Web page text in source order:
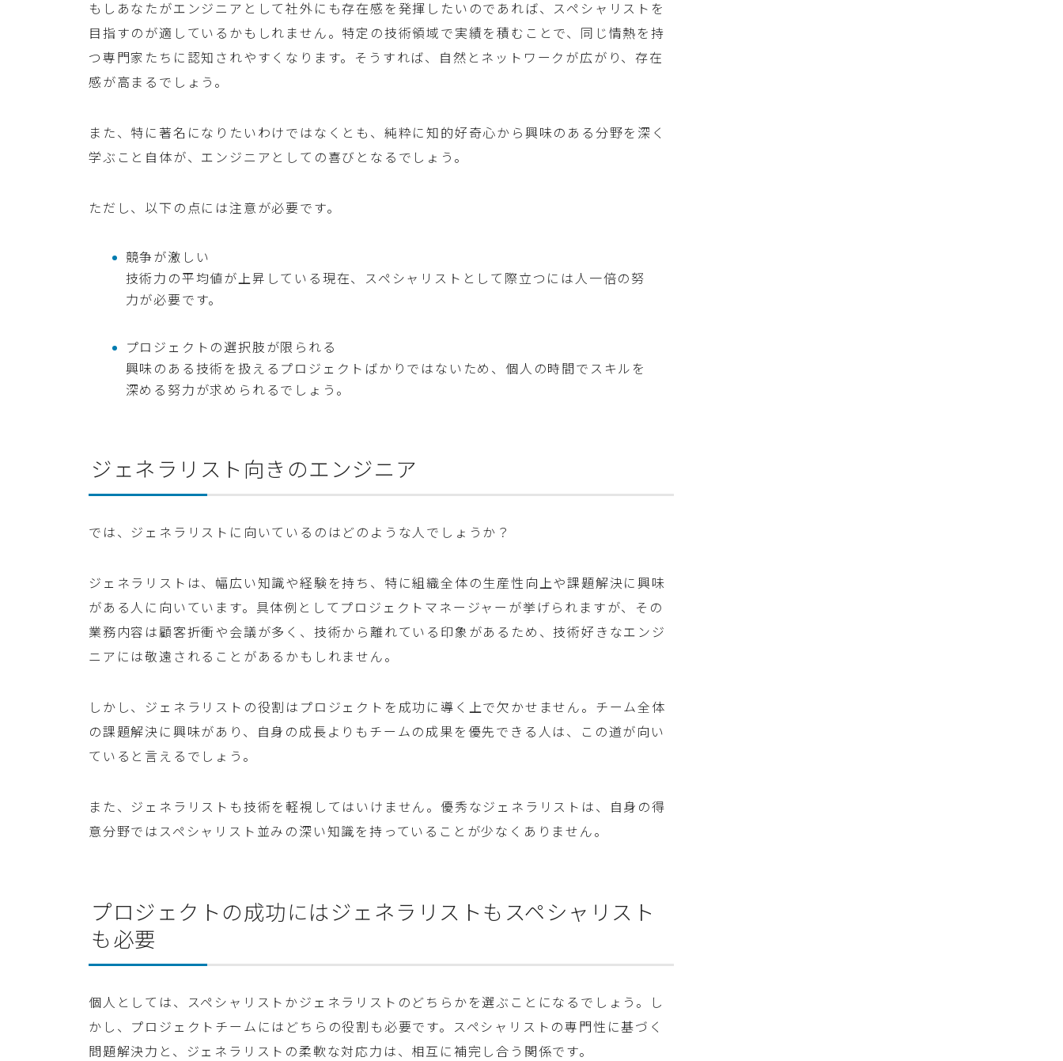
もしあなたがエンジニアとして社外にも存在感を発揮したいのであれば、スペシャリストを
目指すのが適しているかもしれません。特定の技術領域で実績を積むことで、同じ情熱を持
つ専門家たちに認知されやすくなります。そうすれば、自然とネットワークが広がり、存在
感が高まるでしょう。
また、特に著名になりたいわけではなくとも、純粋に知的好奇心から興味のある分野を深く
学ぶこと自体が、エンジニアとしての喜びとなるでしょう。
ただし、以下の点には注意が必要です。
競争が激しい
技術力の平均値が上昇している現在、スペシャリストとして際立つには人一倍の努
力が必要です。
プロジェクトの選択肢が限られる
興味のある技術を扱えるプロジェクトばかりではないため、個人の時間でスキルを
深める努力が求められるでしょう。
ジェネラリスト向きのエンジニア
では、ジェネラリストに向いているのはどのような人でしょうか？
ジェネラリストは、幅広い知識や経験を持ち、特に組織全体の生産性向上や課題解決に興味
がある人に向いています。具体例としてプロジェクトマネージャーが挙げられますが、その
業務内容は顧客折衝や会議が多く、技術から離れている印象があるため、技術好きなエンジ
ニアには敬遠されることがあるかもしれません。
しかし、ジェネラリストの役割はプロジェクトを成功に導く上で欠かせません。チーム全体
の課題解決に興味があり、自身の成長よりもチームの成果を優先できる人は、この道が向い
ていると言えるでしょう。
また、ジェネラリストも技術を軽視してはいけません。優秀なジェネラリストは、自身の得
意分野ではスペシャリスト並みの深い知識を持っていることが少なくありません。
プロジェクトの成功にはジェネラリストもスペシャリスト
も必要
個人としては、スペシャリストかジェネラリストのどちらかを選ぶことになるでしょう。し
かし、プロジェクトチームにはどちらの役割も必要です。スペシャリストの専門性に基づく
問題解決力と、ジェネラリストの柔軟な対応力は、相互に補完し合う関係です。